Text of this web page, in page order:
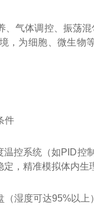
气体调控、振荡
，为细胞、微生物
件
控系统（如PID
，精准模拟体内生
湿度可达95%以